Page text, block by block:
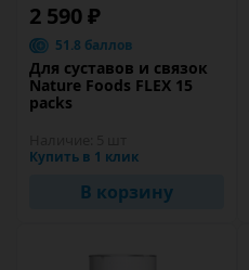
2 590 ₽
51.8 баллов
Для суставов и связок
Nature Foods FLEX 15
packs
Купить в 1 клик
В корзину